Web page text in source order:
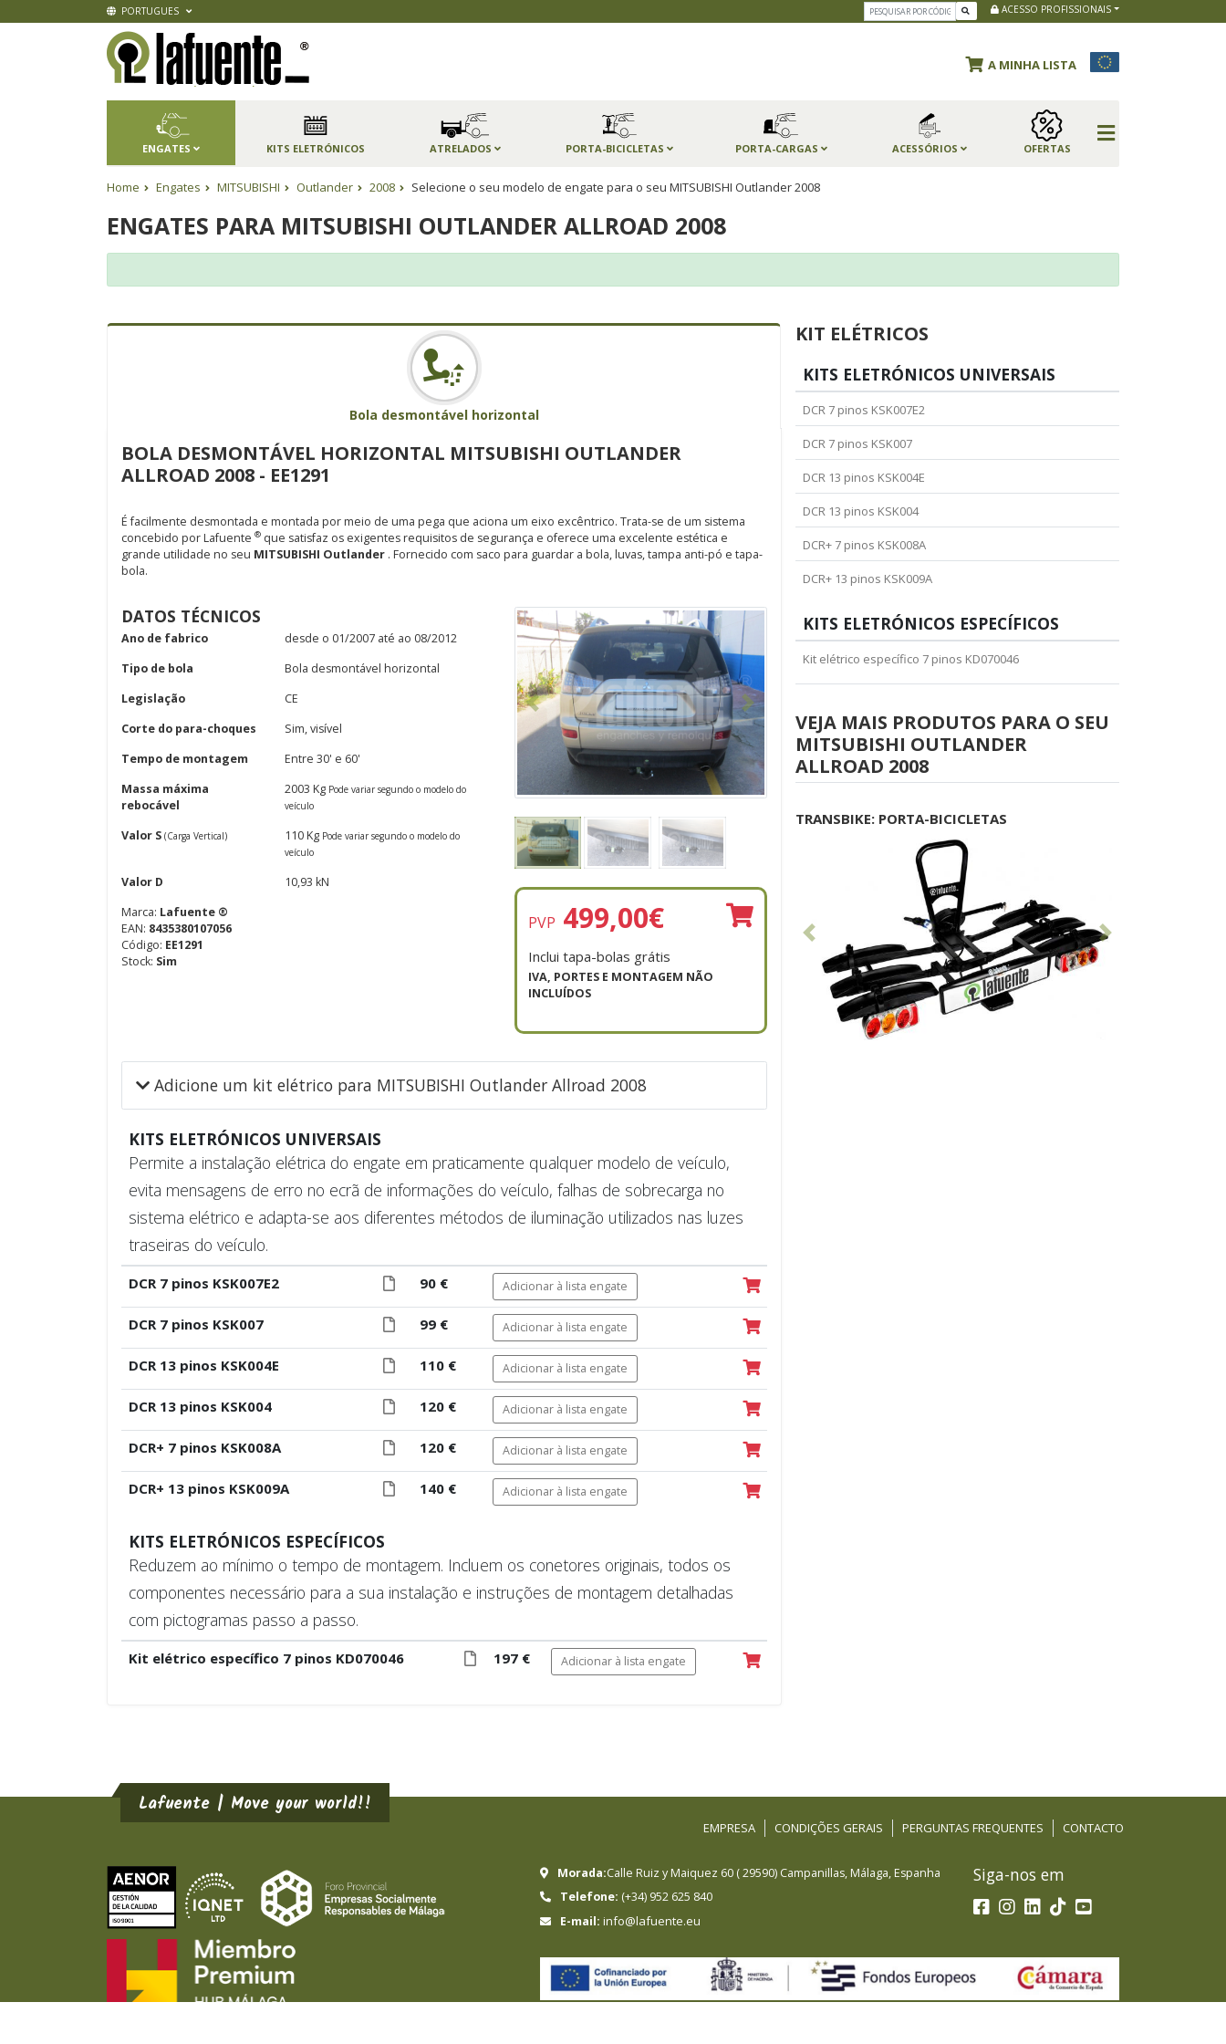
PORTUGUES ACESSO PROFISSIONAIS
A MINHA LISTA
ENGATES KITS ELETRÓNICOS ATRELADOS PORTA-BICICLETAS PORTA-CARGAS ACESSÓRIOS OFERTAS
Home Engates MITSUBISHI Outlander 2008 Selecione o seu modelo de engate para o seu MITSUBISHI Outlander 2008
ENGATES PARA MITSUBISHI OUTLANDER ALLROAD 2008
Bola desmontável horizontal
BOLA DESMONTÁVEL HORIZONTAL MITSUBISHI OUTLANDER
ALLROAD 2008 - EE1291
É facilmente desmontada e montada por meio de uma pega que aciona um eixo excêntrico. Trata-se de um sistema
concebido por Lafuente ® que satisfaz os exigentes requisitos de segurança e oferece uma excelente estética e
grande utilidade no seu MITSUBISHI Outlander . Fornecido com saco para guardar a bola, luvas, tampa anti-pó e tapa-
bola.
DATOS TÉCNICOS
Ano de fabrico
desde o 01/2007 até ao 08/2012
Tipo de bola
Bola desmontável horizontal
Legislação
CE
Corte do para-choques
Sim, visível
Tempo de montagem
Entre 30' e 60'
Massa máxima
rebocável
2003 Kg Pode variar segundo o modelo do
veículo
Valor S (Carga Vertical) 110 Kg Pode variar segundo o modelo do
veículo
Valor D
10,93 kN
Marca: Lafuente ®
EAN: 8435380107056
Código: EE1291
Stock: Sim
Anterior Seguinte
PVP 499,00€
Inclui tapa-bolas grátis
IVA, PORTES E MONTAGEM NÃO
INCLUÍDOS
Adicione um kit elétrico para MITSUBISHI Outlander Allroad 2008
KITS ELETRÓNICOS UNIVERSAIS
Permite a instalação elétrica do engate em praticamente qualquer modelo de veículo,
evita mensagens de erro no ecrã de informações do veículo, falhas de sobrecarga no
sistema elétrico e adapta-se aos diferentes métodos de iluminação utilizados nas luzes
traseiras do veículo.
DCR 7 pinos KSK007E2 90 € Adicionar à lista engate
DCR 7 pinos KSK007 99 € Adicionar à lista engate
DCR 13 pinos KSK004E 110 € Adicionar à lista engate
DCR 13 pinos KSK004 120 € Adicionar à lista engate
DCR+ 7 pinos KSK008A 120 € Adicionar à lista engate
DCR+ 13 pinos KSK009A 140 € Adicionar à lista engate
KITS ELETRÓNICOS ESPECÍFICOS
Reduzem ao mínimo o tempo de montagem. Incluem os conetores originais, todos os
componentes necessário para a sua instalação e instruções de montagem detalhadas
com pictogramas passo a passo.
Kit elétrico específico 7 pinos KD070046 197 € Adicionar à lista engate
KIT ELÉTRICOS
KITS ELETRÓNICOS UNIVERSAIS
DCR 7 pinos KSK007E2
DCR 7 pinos KSK007
DCR 13 pinos KSK004E
DCR 13 pinos KSK004
DCR+ 7 pinos KSK008A
DCR+ 13 pinos KSK009A
KITS ELETRÓNICOS ESPECÍFICOS
Kit elétrico específico 7 pinos KD070046
VEJA MAIS PRODUTOS PARA O SEU
MITSUBISHI OUTLANDER
ALLROAD 2008
TRANSBIKE: PORTA-BICICLETAS
Lafuente | Move your world!!
EMPRESA CONDIÇÕES GERAIS PERGUNTAS FREQUENTES CONTACTO
Morada:Calle Ruiz y Maiquez 60 (29590) Campanillas, Málaga, Espanha
Telefone: (+34) 952 625 840
E-mail: info@lafuente.eu
Siga-nos em